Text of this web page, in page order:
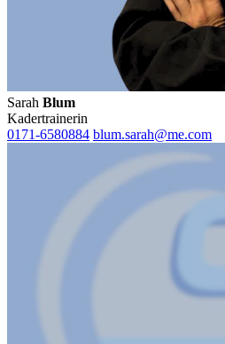
Sarah Blum
Kadertrainerin
0171-6580884 blum.sarah@me.com